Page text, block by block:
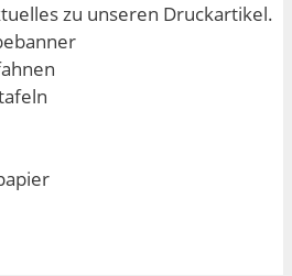
zu unseren Druckartikel.